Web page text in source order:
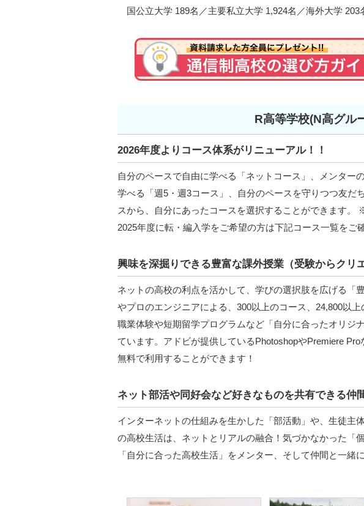
国公立大学 189名／主要私立大学 1,924名／海外大学 203
R高等学校(N高グル
2026年度よりコース体系がリニューアル！！
自分のペースで自由に学べる「ネットコース」、メンター
学べる「週5・週3コース」、自分のペースを守りつつ友だ
スから、自分にあったコースを選択することができます。
2025年度に転・編入学をご希望の方は下記コース一覧をご
興味を深掘りできる豊富な課外授業（受験からクリ
ネットの高校の利点を活かして、学びの選択肢を広げる「
やプロのエンジニアによる、300以上のコース、24,800以
職業体験や短期留学プログラムなど「自分に合ったオリジ
ています。アドビが提供しているPhotoshopやPremiere
無料で利用することができます！
ネット部活や同好会など好きなものを共有できる仲
インターネットの仕組みを生かした「部活動」や、生徒主
の高校生活は、ネットとリアルの融合！気づかなかった「
「自分に合った高校生活」をメンター、そして仲間と一緒